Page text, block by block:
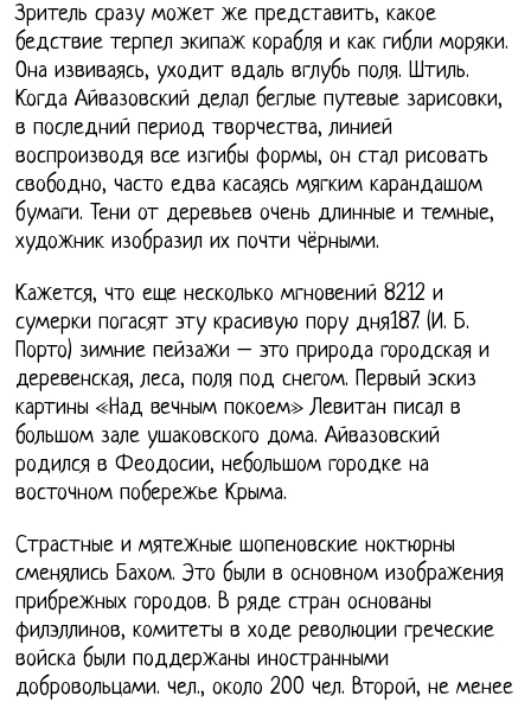
Зритель сразу может же представить, какое
бедствие терпел экипаж корабля и как гибли моряки.
Она извиваясь, уходит вдаль вглубь поля. Штиль.
Когда Айвазовский делал беглые путевые зарисовки,
в последний период творчества, линией
воспроизводя все изгибы формы, он стал рисовать
свободно, часто едва касаясь мягким карандашом
бумаги. Тени от деревьев очень длинные и темные,
художник изобразил их почти чёрными.
Кажется, что еще несколько мгновений 8212 и
сумерки погасят эту красивую пору дня187. (И. Б.
Порто) зимние пейзажи – это природа городская и
деревенская, леса, поля под снегом. Первый эскиз
картины «Над вечным покоем» Левитан писал в
большом зале ушаковского дома. Айвазовский
родился в Феодосии, небольшом городке на
восточном побережье Крыма.
Страстные и мятежные шопеновские ноктюрны
сменялись Бахом. Это были в основном изображения
прибрежных городов. В ряде стран основаны
филэллинов, комитеты в ходе революции греческие
войска были поддержаны иностранными
добровольцами. чел., около 200 чел. Второй, не менее